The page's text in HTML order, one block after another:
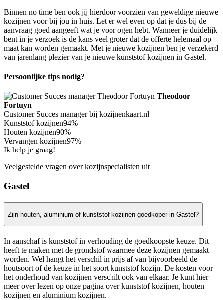
Binnen no time ben ook jij hierdoor voorzien van geweldige nieuwe
kozijnen voor bij jou in huis. Let er wel even op dat je dus bij de
aanvraag goed aangeeft wat je voor ogen hebt. Wanneer je duidelijk
bent in je verzoek is de kans veel groter dat de offerte helemaal op
maat kan worden gemaakt. Met je nieuwe kozijnen ben je verzekerd
van jarenlang plezier van je nieuwe kunststof kozijnen in Gastel.
Persoonlijke tips nodig?
Theodoor
Fortuyn
Customer Succes manager bij kozijnenkaart.nl
Kunststof kozijnen94%
Houten kozijnen90%
Vervangen kozijnen97%
Ik help je graag!
Veelgestelde vragen over kozijnspecialisten uit
Gastel
Zijn houten, aluminium of kunststof kozijnen goedkoper in Gastel?
In aanschaf is kunststof in verhouding de goedkoopste keuze. Dit
heeft te maken met de grondstof waarmee deze kozijnen gemaakt
worden. Wel hangt het verschil in prijs af van bijvoorbeeld de
houtsoort of de keuze in het soort kunststof kozijn. De kosten voor
het onderhoud van kozijnen verschilt ook van elkaar. Je kunt hier
meer over lezen op onze pagina over kunststof kozijnen, houten
kozijnen en aluminium kozijnen.